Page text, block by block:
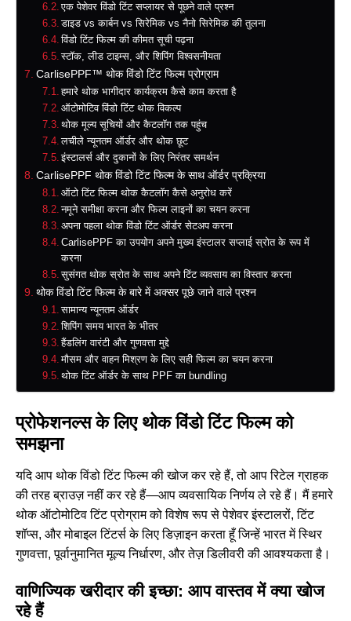
एक पेशेवर विंडो टिंट सप्लायर से पूछने वाले प्रश्न
डाइड vs कार्बन vs सिरेमिक vs नैनो सिरेमिक की तुलना
विंडो टिंट फिल्म की कीमत सूची पढ़ना
स्टॉक, लीड टाइम्स, और शिपिंग विश्वसनीयता
CarlisePPF™ थोक विंडो टिंट फिल्म प्रोग्राम
हमारे थोक भागीदार कार्यक्रम कैसे काम करता है
ऑटोमोटिव विंडो टिंट थोक विकल्प
थोक मूल्य सूचियों और कैटलॉग तक पहुंच
लचीले न्यूनतम ऑर्डर और थोक छूट
इंस्टालर्स और दुकानों के लिए निरंतर समर्थन
CarlisePPF थोक विंडो टिंट फिल्म के साथ ऑर्डर प्रक्रिया
ऑटो टिंट फिल्म थोक कैटलॉग कैसे अनुरोध करें
नमूने समीक्षा करना और फिल्म लाइनों का चयन करना
अपना पहला थोक विंडो टिंट ऑर्डर सेटअप करना
CarlisePPF का उपयोग अपने मुख्य इंस्टालर सप्लाई स्रोत के रूप में
करना
सुसंगत थोक स्रोत के साथ अपने टिंट व्यवसाय का विस्तार करना
थोक विंडो टिंट फिल्म के बारे में अक्सर पूछे जाने वाले प्रश्न
सामान्य न्यूनतम ऑर्डर
शिपिंग समय भारत के भीतर
हैंडलिंग वारंटी और गुणवत्ता मुद्दे
मौसम और वाहन मिश्रण के लिए सही फिल्म का चयन करना
थोक टिंट ऑर्डर के साथ PPF का bundling
प्रोफेशनल्स के लिए थोक विंडो टिंट फिल्म को
समझना
यदि आप थोक विंडो टिंट फिल्म की खोज कर रहे हैं, तो आप रिटेल ग्राहक
की तरह ब्राउज़ नहीं कर रहे हैं—आप व्यवसायिक निर्णय ले रहे हैं। मैं हमारे
थोक ऑटोमोटिव टिंट प्रोग्राम को विशेष रूप से पेशेवर इंस्टालरों, टिंट
शॉप्स, और मोबाइल टिंटर्स के लिए डिज़ाइन करता हूँ जिन्हें भारत में स्थिर
गुणवत्ता, पूर्वानुमानित मूल्य निर्धारण, और तेज़ डिलीवरी की आवश्यकता है।
वाणिज्यिक खरीदार की इच्छा: आप वास्तव में क्या खोज
रहे हैं